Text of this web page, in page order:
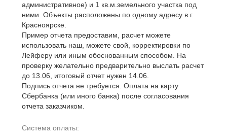
административное) и 1 кв.м.земельного участка под
ними. Объекты расположены по одному адресу в г.
Красноярске.
Пример отчета предоставим, расчет можете
использовать наш, можете свой, корректировки по
Лейферу или иным обоснованным способом. На
проверку желательно предварительно выслать расчет
до 13.06, итоговый отчет нужен 14.06.
Подпись отчета не требуется. Оплата на карту
Сбербанка (или иного банка) после согласования
отчета заказчиком.
Система оплаты: